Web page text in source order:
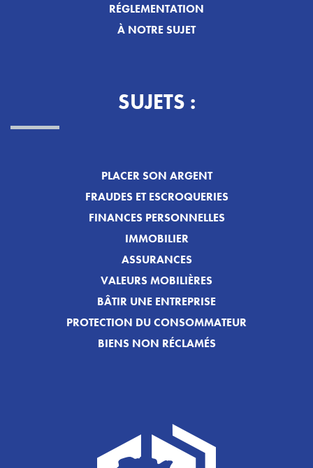
RÉGLEMENTATION
À NOTRE SUJET
SUJETS :
PLACER SON ARGENT
FRAUDES ET ESCROQUERIES
FINANCES PERSONNELLES
IMMOBILIER
ASSURANCES
VALEURS MOBILIÈRES
BÂTIR UNE ENTREPRISE
PROTECTION DU CONSOMMATEUR
BIENS NON RÉCLAMÉS